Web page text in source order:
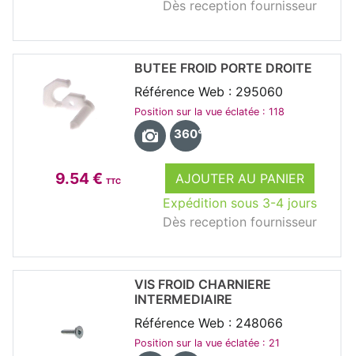
Dès reception fournisseur
9.54 € TTC
AJOUTER AU PANIER
Expédition sous 3-4 jours
Dès reception fournisseur
BUTEE FROID PORTE DROITE
Référence Web : 295060
Position sur la vue éclatée : 118
360°
VIS FROID CHARNIERE
INTERMEDIAIRE
Référence Web : 248066
Position sur la vue éclatée : 21